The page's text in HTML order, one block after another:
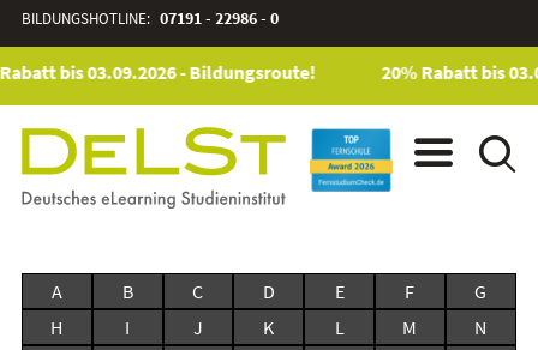
BILDUNGSHOTLINE: 07191 - 22986 - 0
bis 03.09.2026 - Bildungsroute! 20% Rabatt bis
A B C D E F
G
H
I J K L M
N